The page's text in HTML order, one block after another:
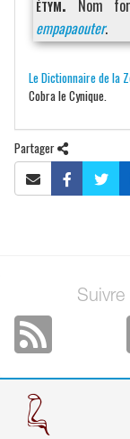
Nom
empapaouter.
Le Dictionnaire de la
Cobra le Cynique.
Partager